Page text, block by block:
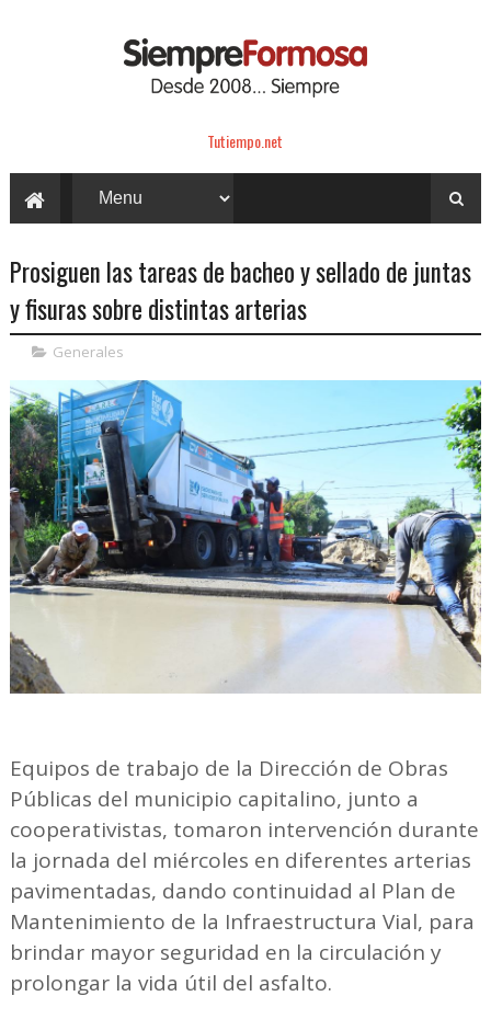
Tutiempo.net
Prosiguen las tareas de bacheo y sellado de juntas
y fisuras sobre distintas arterias
Generales
Equipos de trabajo de la Dirección de Obras
Públicas del municipio capitalino, junto a
cooperativistas, tomaron intervención durante
la jornada del miércoles en diferentes arterias
pavimentadas, dando continuidad al Plan de
Mantenimiento de la Infraestructura Vial, para
brindar mayor seguridad en la circulación y
prolongar la vida útil del asfalto.